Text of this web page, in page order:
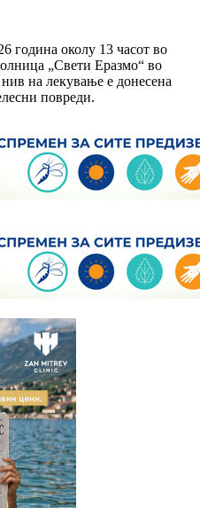
година околу 13 часот во
„Свети Еразмо“ во
на лекување е донесена
повреди.